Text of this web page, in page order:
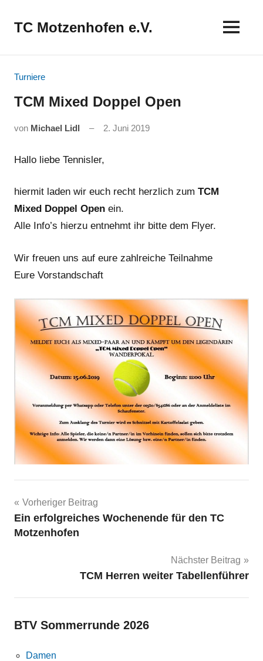
InhaltTC Motzenhofen e.V.
Turniere
TCM Mixed Doppel Open
von Michael Lidl 2. Juni 2019
Hallo liebe Tennisler,
hiermit laden wir euch recht herzlich zum TCM
Mixed Doppel Open ein.
Alle Info’s hierzu entnehmt ihr bitte dem Flyer.
Wir freuen uns auf eure zahlreiche Teilnahme
Eure Vorstandschaft
Beitragsnavigation
Vorheriger Beitrag
Ein erfolgreiches Wochenende für den TC
Motzenhofen
Nächster Beitrag
TCM Herren weiter Tabellenführer
BTV Sommerrunde 2026
Damen